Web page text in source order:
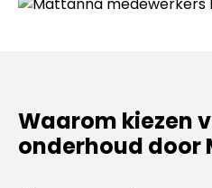
Waarom kiezen
onderhoud door